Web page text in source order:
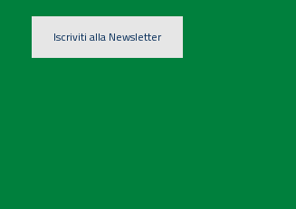
Iscriviti alla Newsletter